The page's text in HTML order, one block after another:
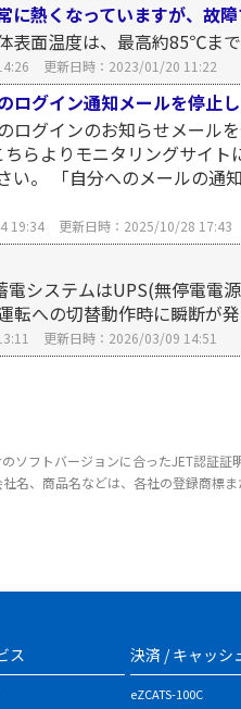
に熱くなっていますが、故
表面温度は、最高約85℃ま
更新日時：2023/01/20 11:22
グイン通知メールを停止し
ログインのお知らせメール
らよりモニタリングサイ
い。 「自分へのメールの通
19:34 更新日時：2025/10/28 17:43
電システムはUPS(無停電電
への切替動作時に瞬断が発
更新日時：2026/03/09 14:51
フトバージョンに合ったJET認証証
名、商品名などは、各社の登録商標ま
ス
決済 / キャッシ
eZCATS-100C